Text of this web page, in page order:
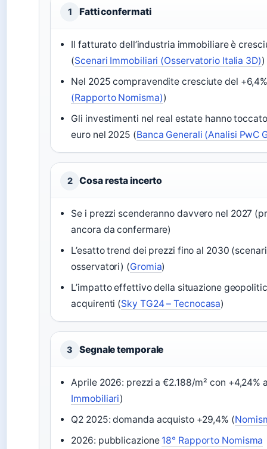
1 Fatti confermati
Il fatturato dell’industria immobiliare è
(Scenari Immobiliari (Osservatorio Italia 3D))
Nel 2025 compravendite cresciute del
(Rapporto Nomisma))
Gli investimenti nel real estate hanno
euro nel 2025 (Banca Generali (Analisi PwC
2 Cosa resta incerto
Se i prezzi scenderanno davvero nel 2027
ancora da confermare)
L’esatto trend dei prezzi fino al 2030
osservatori) (Gromia)
L’impatto effettivo della situazione
acquirenti (Sky TG24 – Tecnocasa)
3 Segnale temporale
Aprile 2026: prezzi a €2.188/m² con +4,24%
Immobiliari)
Q2 2025: domanda acquisto +29,4% (
2026: pubblicazione 18° Rapporto Nomisma